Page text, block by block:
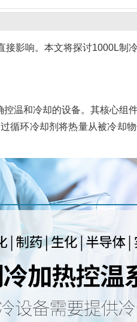
影响。本文将探讨1000L制
温和冷却的设备。其核心组
循环冷却剂将热量从被冷却